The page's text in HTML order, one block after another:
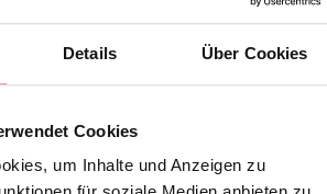
Details Über Cookies
Cookies
um Inhalte und Anzeigen zu